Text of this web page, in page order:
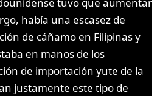
tuvo que aumentar
había una escasez de
de cáñamo en Filipinas y
en manos de los
de importación yute de la
justamente este tipo de